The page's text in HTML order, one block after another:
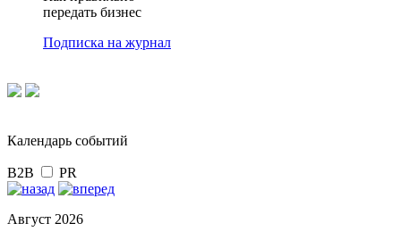
передать бизнес
Подписка на журнал
Календарь событий
B2B PR
Август 2026